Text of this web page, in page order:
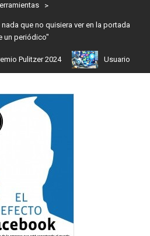
>
que no quisiera ver en la portada
un periódico"
Pulitzer 2024 Usuarios de